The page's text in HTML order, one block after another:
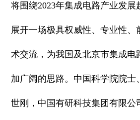
将围绕2023年集成电路产业发
展开一场极具权威性、专业性、
术交流，为我国及北京市集成电
加广阔的思路。中国科学院院士
世刚，中国有研科技集团有限公